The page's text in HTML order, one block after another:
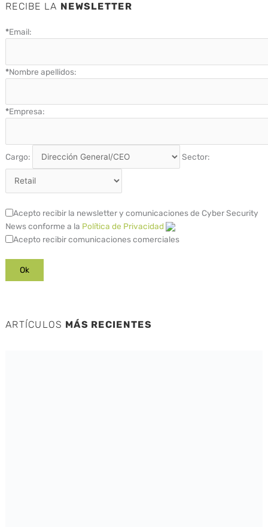
RECIBE LA NEWSLETTER
*Email:
*Nombre apellidos:
*Empresa:
Cargo: Sector:
Acepto recibir la newsletter y comunicaciones de Cyber Security
News conforme a la Política de Privacidad
Acepto recibir comunicaciones comerciales
ARTÍCULOS MÁS RECIENTES